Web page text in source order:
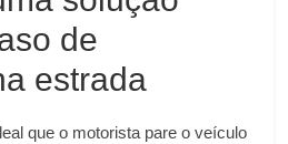
de
estrada
que o motorista pare o veículo